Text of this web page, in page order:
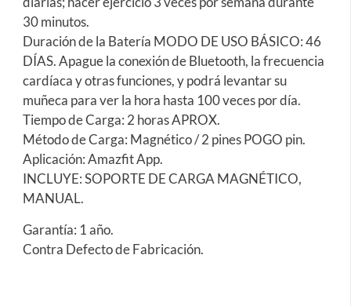
30 minutos.
Duración de la Batería MODO DE USO BÁSICO: 46
DÍAS. Apague la conexión de Bluetooth, la frecuencia
cardíaca y otras funciones, y podrá levantar su
muñeca para ver la hora hasta 100 veces por día.
Tiempo de Carga: 2 horas APROX.
Método de Carga: Magnético / 2 pines POGO pin.
Aplicación: Amazfit App.
INCLUYE: SOPORTE DE CARGA MAGNÉTICO,
MANUAL.
Garantía: 1 año.
Contra Defecto de Fabricación.